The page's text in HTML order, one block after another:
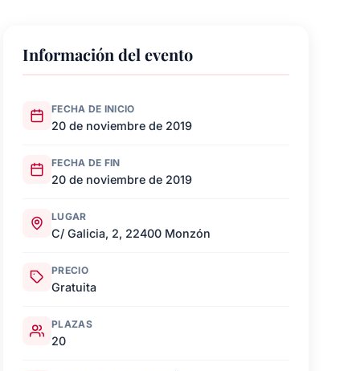
Información del evento
FECHA DE INICIO
20 de noviembre de 2019
FECHA DE FIN
20 de noviembre de 2019
LUGAR
C/ Galicia, 2, 22400 Monzón
PRECIO
Gratuita
PLAZAS
20